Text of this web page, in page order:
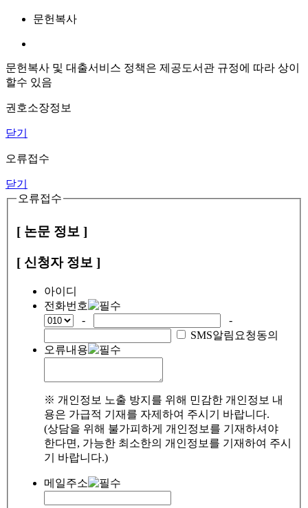
문헌복사
문헌복사 및 대출서비스 정책은 제공도서관 규정에 따라 상이
할수 있음
권호소장정보
닫기
오류접수
닫기
오류접수
[ 논문 정보 ]
[ 신청자 정보 ]
아이디
전화번호
-
-
SMS알림요청동의
오류내용
※ 개인정보 노출 방지를 위해 민감한 개인정보 내
용은 가급적 기재를 자제하여 주시기 바랍니다.
(상담을 위해 불가피하게 개인정보를 기재하셔야
한다면, 가능한 최소한의 개인정보를 기재하여 주시
기 바랍니다.)
메일주소